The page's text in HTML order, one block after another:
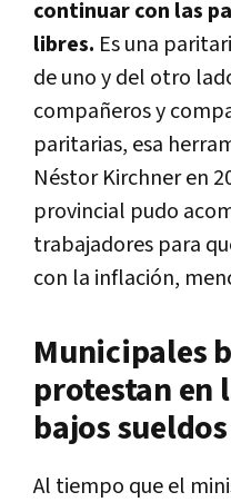
continuar con las
libres. Es una
de uno y del otro
compañeros y
paritarias, esa
Néstor Kirchner en
provincial pudo
trabajadores para
con la inflación,
Municipales
protestan en
bajos sueldos
Al tiempo que el